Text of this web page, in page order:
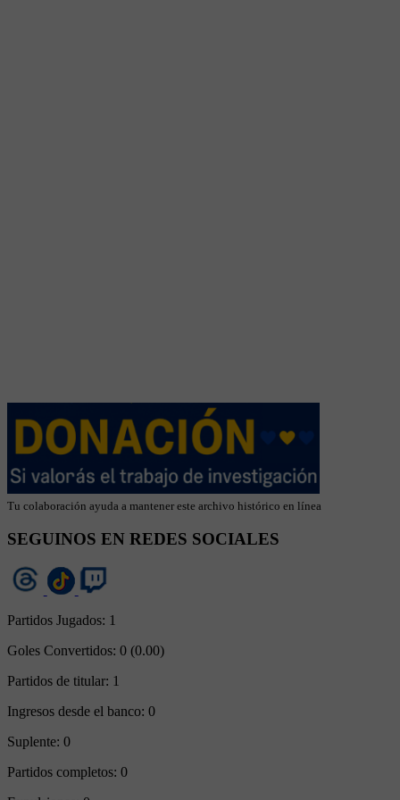
Tu colaboración ayuda a mantener este archivo histórico en línea
SEGUINOS EN REDES SOCIALES
Partidos Jugados: 1
Goles Convertidos: 0 (0.00)
Partidos de titular: 1
Ingresos desde el banco: 0
Suplente: 0
Partidos completos: 0